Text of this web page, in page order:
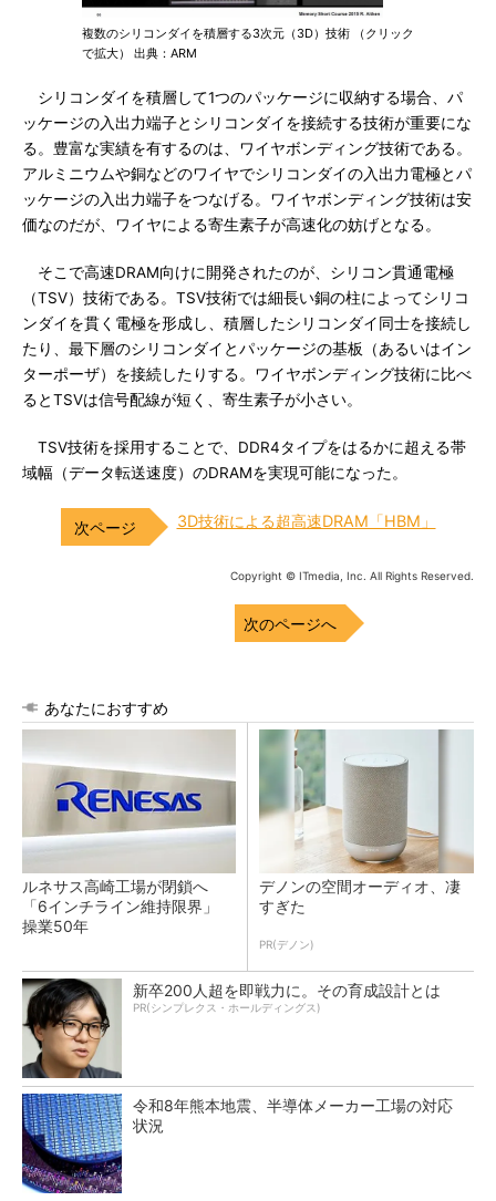
複数のシリコンダイを積層する3次元（3D）技術 （クリック
で拡大） 出典：ARM
シリコンダイを積層して1つのパッケージに収納する場合、パ
ッケージの入出力端子とシリコンダイを接続する技術が重要にな
る。豊富な実績を有するのは、ワイヤボンディング技術である。
アルミニウムや銅などのワイヤでシリコンダイの入出力電極とパ
ッケージの入出力端子をつなげる。ワイヤボンディング技術は安
価なのだが、ワイヤによる寄生素子が高速化の妨げとなる。
そこで高速DRAM向けに開発されたのが、シリコン貫通電極
（TSV）技術である。TSV技術では細長い銅の柱によってシリコ
ンダイを貫く電極を形成し、積層したシリコンダイ同士を接続し
たり、最下層のシリコンダイとパッケージの基板（あるいはイン
ターポーザ）を接続したりする。ワイヤボンディング技術に比べ
るとTSVは信号配線が短く、寄生素子が小さい。
TSV技術を採用することで、DDR4タイプをはるかに超える帯
域幅（データ転送速度）のDRAMを実現可能になった。
3D技術による超高速DRAM「HBM」
Copyright © ITmedia, Inc. All Rights Reserved.
次のページへ
あなたにおすすめ
ルネサス高崎工場が閉鎖へ
「6インチライン維持限界」
操業50年
デノンの空間オーディオ、凄
すぎた
PR(デノン)
新卒200人超を即戦力に。その育成設計とは
PR(シンプレクス・ホールディングス)
令和8年熊本地震、半導体メーカー工場の対応
状況